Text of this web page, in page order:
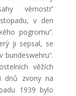
věrnosti“
v den
pogromu“.
ji sepsal, se
bundeswehru“.
věžích
dnů zvony na
1939 bylo